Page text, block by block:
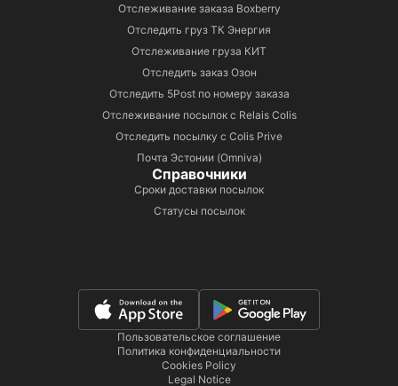
Отслеживание заказа Boxberry
Отследить груз ТК Энергия
Отслеживание груза КИТ
Отследить заказ Озон
Отследить 5Post по номеру заказа
Отслеживание посылок с Relais Colis
Отследить посылку с Colis Prive
Почта Эстонии (Omniva)
Справочники
Сроки доставки посылок
Статусы посылок
Пользовательское соглашение
Политика конфиденциальности
Cookies Policy
Legal Notice